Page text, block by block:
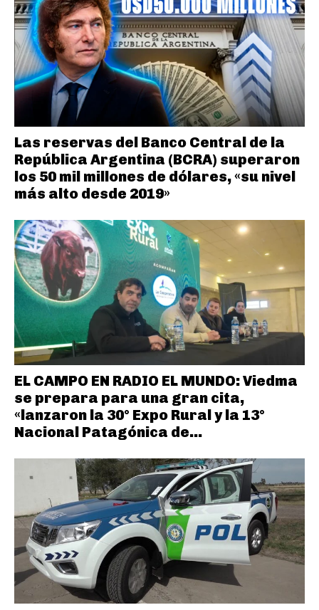
Las reservas del Banco Central de la
República Argentina (BCRA) superaron
los 50 mil millones de dólares, «su nivel
más alto desde 2019»
EL CAMPO EN RADIO EL MUNDO: Viedma
se prepara para una gran cita,
«lanzaron la 30° Expo Rural y la 13°
Nacional Patagónica de...